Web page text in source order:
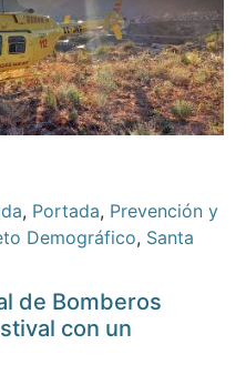
, Portada, Prevención y
Demográfico, Santa
de Bomberos
con un